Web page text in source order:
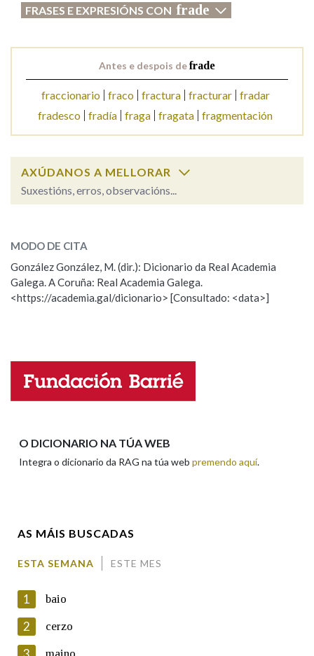
Nos exemplos
Marcas gramaticais
LIMPAR BUSCA
FRASES E EXPRESIÓNS CON frade
Antes e despois defrade
fraccionario fraco fractura fracturar
fradar
fradesco fradía fraga fragata fragmentación
AXÚDANOS A MELLORAR
Suxestións, erros, observacións...
ESCOLLE UNHA OPCIÓN:
Observación Hai un erro na palabra
Propoño mellorar a definición
Nome
MODO DE CITA
González González, M. (dir.): Dicionario da Real Academia
Galega. A Coruña: Real Academia Galega.
<https://academia.gal/dicionario> [Consultado: <data>]
O DICIONARIO NA TÚA WEB
Integra o dicionario da RAG na túa web premendo aquí.
AS MÁIS BUSCADAS
ESTA SEMANA ESTE MES
1 baio
2 cerzo